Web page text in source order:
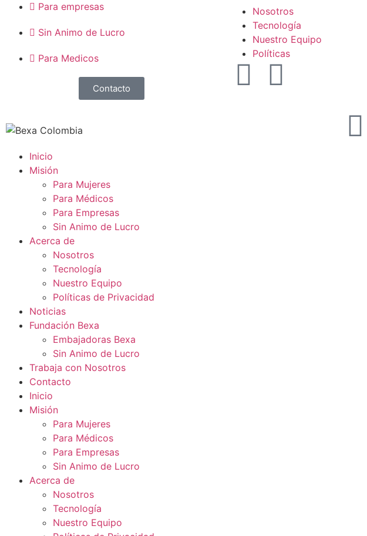
Para empresas
Sin Animo de Lucro
Para Medicos
Contacto
Nosotros
Tecnología
Nuestro Equipo
Políticas
Inicio
Misión
Para Mujeres
Para Médicos
Para Empresas
Sin Animo de Lucro
Acerca de
Nosotros
Tecnología
Nuestro Equipo
Políticas de Privacidad
Noticias
Fundación Bexa
Embajadoras Bexa
Sin Animo de Lucro
Trabaja con Nosotros
Contacto
Inicio
Misión
Para Mujeres
Para Médicos
Para Empresas
Sin Animo de Lucro
Acerca de
Nosotros
Tecnología
Nuestro Equipo